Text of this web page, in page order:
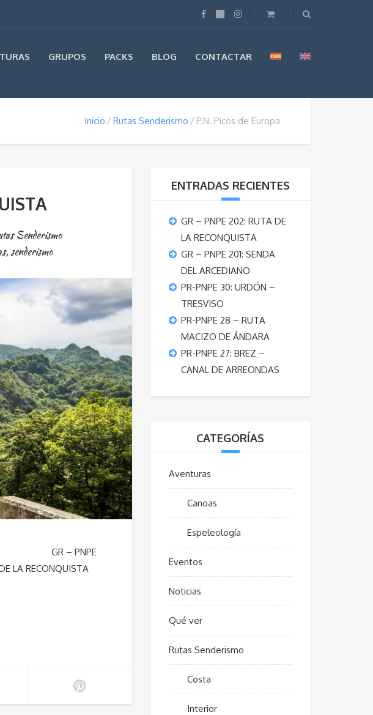
GRUPOS PACKS BLOG CONTACTAR
Inicio Rutas Senderismo P.N. Picos de Europa
Senderismo
, senderismo
GR – PNPE
LA RECONQUISTA
ENTRADAS RECIENTES
GR – PNPE 202: RUTA DE
LA RECONQUISTA
GR – PNPE 201: SENDA
DEL ARCEDIANO
PR-PNPE 30: URDÓN –
TRESVISO
PR-PNPE 28 – RUTA
MACIZO DE ÁNDARA
PR-PNPE 27: BREZ –
CANAL DE ARREONDAS
CATEGORÍAS
Aventuras
Canoas
Espeleología
Eventos
Noticias
Qué ver
Rutas Senderismo
Costa
Interior